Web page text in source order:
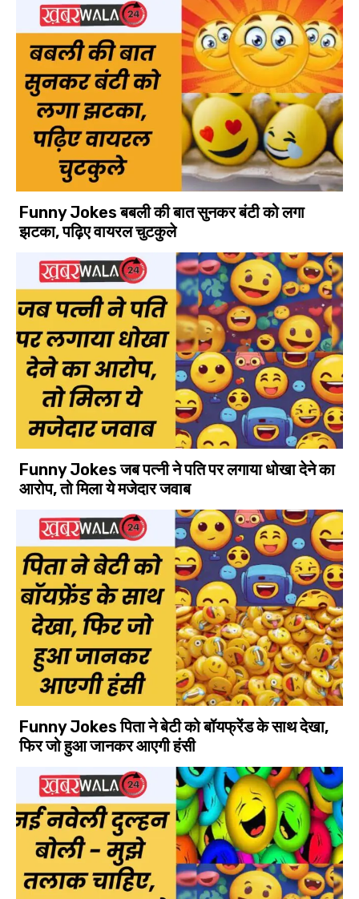
Funny Jokes बबली की बात सुनकर बंटी को लगा
झटका, पढ़िए वायरल चुटकुले
Funny Jokes जब पत्नी ने पति पर लगाया धोखा देने का
आरोप, तो मिला ये मजेदार जवाब
Funny Jokes पिता ने बेटी को बॉयफ्रेंड के साथ देखा,
फिर जो हुआ जानकर आएगी हंसी